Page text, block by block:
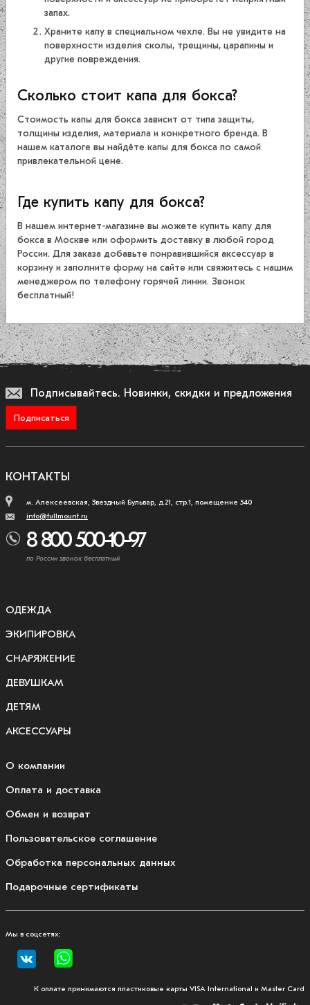
запах.
Храните капу в специальном чехле. Вы не увидите на
поверхности изделия сколы, трещины, царапины и
другие повреждения.
Сколько стоит капа для бокса?
Стоимость капы для бокса зависит от типа защиты,
толщины изделия, материала и конкретного бренда. В
нашем каталоге вы найдёте капы для бокса по самой
привлекательной цене.
Где купить капу для бокса?
В нашем интернет-магазине вы можете купить капу для
бокса в Москве или оформить доставку в любой город
России. Для заказа добавьте понравившийся аксессуар в
корзину и заполните форму на сайте или свяжитесь с нашим
менеджером по телефону горячей линии. Звонок
бесплатный!
Подписывайтесь. Новинки, скидки и предложения
Подписаться
КОНТАКТЫ
м. Алексеевская, Звездный Бульвар, д.21, стр.1, помещение 540
info@fullmount.ru
8 800 500-10-97
по России звонок бесплатный
ОДЕЖДА
ЭКИПИРОВКА
СНАРЯЖЕНИЕ
ДЕВУШКАМ
ДЕТЯМ
АКСЕССУАРЫ
О компании
Оплата и доставка
Обмен и возврат
Пользовательское соглашение
Обработка персональных данных
Подарочные сертификаты
Мы в соцсетях:
К оплате принимаются пластиковые карты VISA International и Master Card